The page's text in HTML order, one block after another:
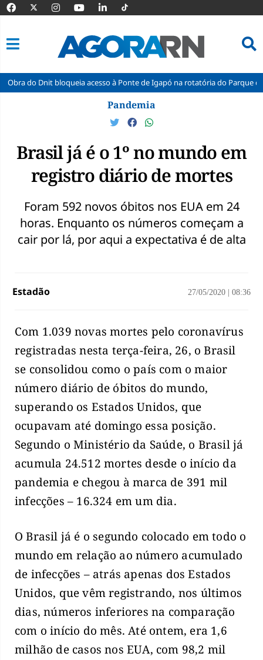
bloqueia acesso à Ponte de Igapó na rotatória do Parque dos Coqueiros
Pandemia
Brasil já é o 1º no mundo em
registro diário de mortes
Foram 592 novos óbitos nos EUA em 24
horas. Enquanto os números começam a
cair por lá, por aqui a expectativa é de alta
Estadão 27/05/2020 08:36
Com 1.039 novas mortes pelo coronavírus
registradas nesta terça-feira, 26, o Brasil
se consolidou como o país com o maior
número diário de óbitos do mundo,
superando os Estados Unidos, que
ocupavam até domingo essa posição.
Segundo o Ministério da Saúde, o Brasil já
acumula 24.512 mortes desde o início da
pandemia e chegou à marca de 391 mil
infecções – 16.324 em um dia.
O Brasil já é o segundo colocado em todo o
mundo em relação ao número acumulado
de infecções – atrás apenas dos Estados
Unidos, que vêm registrando, nos últimos
dias, números inferiores na comparação
com o início do mês. Até ontem, era 1,6
milhão de casos nos EUA, com 98,2 mil